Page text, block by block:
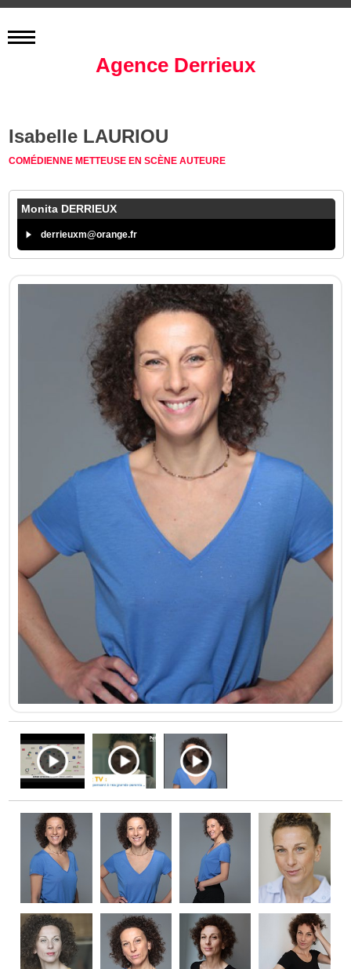
Agence Derrieux
Isabelle LAURIOU
COMÉDIENNE METTEUSE EN SCÈNEAUTEURE
Monita DERRIEUX
derrieuxm@orange.fr